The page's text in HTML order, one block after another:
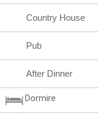
Country House
Pub
After Dinner
Dormire